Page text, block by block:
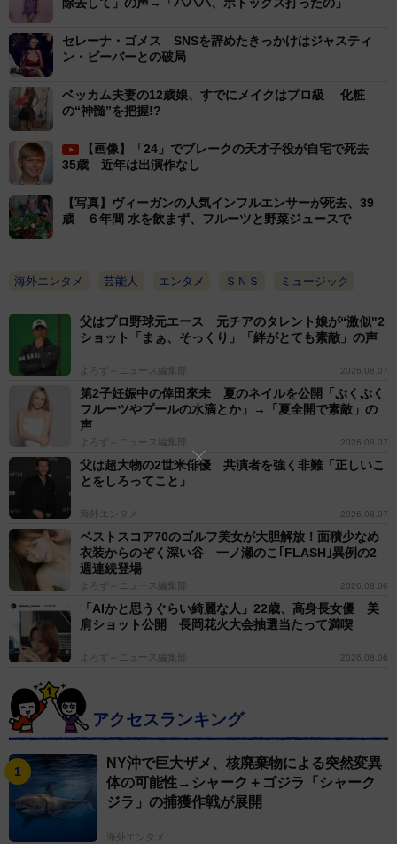
セレーナ・ゴメス SNSを辞めたきっかけはジャスティ
ン・ビーバーとの破局
ベッカム夫妻の12歳娘、すでにメイクはプロ級 化粧
の“神髄”を把握!?
【画像】「24」でブレークの天才子役が自宅で死去
35歳 近年は出演作なし
【写真】ヴィーガンの人気インフルエンサーが死去、39
歳 ６年間 水を飲まず、フルーツと野菜ジュースで
海外エンタメ 芸能人 エンタメ ＳＮＳ ミュージック
父はプロ野球元エース 元チアのタレント娘が“激似"2
ショット「まぁ、そっくり」「絆がとても素敵」の声
よろず～ニュース編集部 2026.08.07
第2子妊娠中の倖田來未 夏のネイルを公開「ぷくぷく
フルーツやプールの水滴とか」→「夏全開で素敵」の
声
よろず～ニュース編集部 2026.08.07
父は超大物の2世米俳優 共演者を強く非難「正しいこ
とをしろってこと」
海外エンタメ 2026.08.07
ベストスコア70のゴルフ美女が大胆解放！面積少なめ
衣装からのぞく深い谷 一ノ瀬のこ｢FLASH｣異例の2
週連続登場
よろず～ニュース編集部 2026.08.06
「AIかと思うぐらい綺麗な人」22歳、高身長女優 美
肩ショット公開 長岡花火大会抽選当たって満喫
よろず～ニュース編集部 2026.08.06
アクセスランキング
NY沖で巨大ザメ、核廃棄物による突然変異
体の可能性→シャーク＋ゴジラ「シャーク
ジラ」の捕獲作戦が展開
海外エンタメ